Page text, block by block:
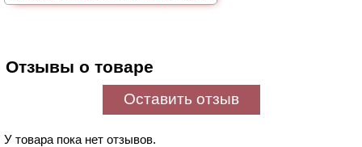
Отзывы о товаре
Оставить отзыв
У товара пока нет отзывов.